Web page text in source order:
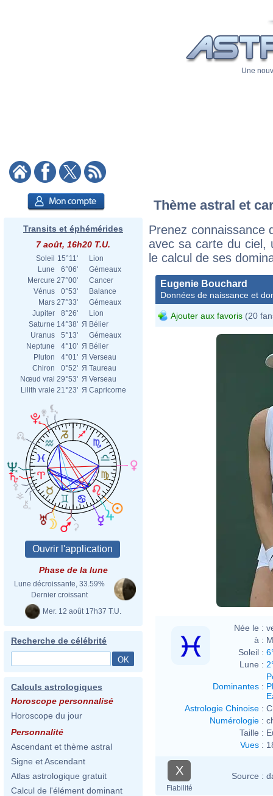
Une
Transits et éphémérides
7 août, 16h20 T.U.
Soleil 15°11'
Lion
Lune
6°06'
Gémeaux
Mercure 27°00'
Cancer
Vénus
0°53'
Balance
Mars 27°33'
Gémeaux
Jupiter
8°26'
Lion
Saturne 14°38' Я Bélier
Uranus
5°13'
Gémeaux
Neptune
4°10' Я Bélier
Pluton
4°01' Я Verseau
Chiron
0°52' Я Taureau
Nœud vrai 29°53' Я Verseau
Lilith vraie 21°23' Я Capricorne
Phase de la lune
Lune décroissante, 33.59%
Dernier croissant
Mer. 12 août 17h37 T.U.
Recherche de célébrité
Calculs astrologiques
Horoscope personnalisé
Horoscope du jour
Personnalité
Ascendant et thème astral
Signe et Ascendant
Atlas astrologique gratuit
Calcul de l'élément dominant
Thème astral et
Prenez connaissance
avec sa carte du ciel,
le calcul de ses
Eugenie Bouchard
Données de naissance et
Ajouter aux favoris (20
Née le :
à :
Soleil :
Lune :
Dominantes :
Astrologie Chinoise :
Numérologie :
Taille :
Vues :
X
Fiabilité
Source :